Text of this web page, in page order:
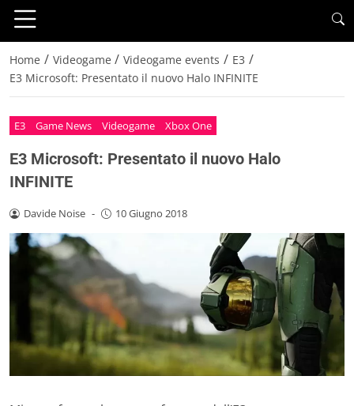
Home / Videogame / Videogame events / E3 /
E3 Microsoft: Presentato il nuovo Halo INFINITE
E3 Game News Videogame Xbox One
E3 Microsoft: Presentato il nuovo Halo
INFINITE
Davide Noise - 10 Giugno 2018